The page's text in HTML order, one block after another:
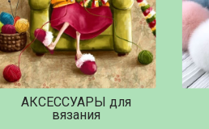
АКСЕССУАРЫ для
вязания